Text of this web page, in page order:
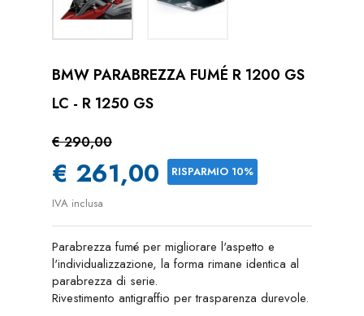
BMW PARABREZZA FUMÉ R 1200 GS
LC - R 1250 GS
€ 290,00
€ 261,00 RISPARMIO 10%
IVA inclusa
Parabrezza fumé per migliorare l'aspetto e
l'individualizzazione, la forma rimane identica al
parabrezza di serie.
Rivestimento antigraffio per trasparenza durevole.